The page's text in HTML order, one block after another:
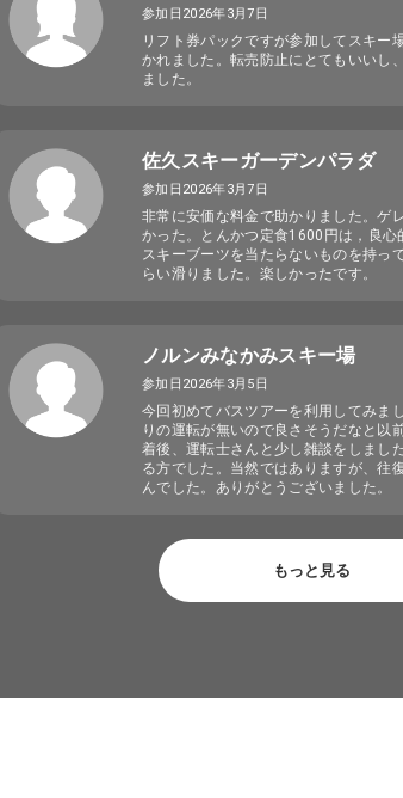
参加日2026年3月7日
リフト券パックですが参加してスキー
かれました。転売防止にとてもいいし
ました。
佐久スキーガーデンパラダ
参加日2026年3月7日
非常に安価な料金で助かりました。ゲ
かった。とんかつ定食1600円は，良心
スキーブーツを当たらないものを持っ
らい滑りました。楽しかったです。
ノルンみなかみスキー場
参加日2026年3月5日
今回初めてバスツアーを利用してみま
りの運転が無いので良さそうだなと以
着後、運転士さんと少し雑談をしまし
る方でした。当然ではありますが、往
んでした。ありがとうございました。
もっと見る